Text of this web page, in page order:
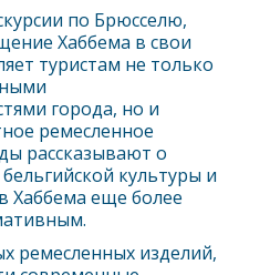
по Брюсселю,
Хаббема в свои
туристам не только
города, но и
ремесленное
рассказывают о
культуры и
Хаббема еще более
ремесленных изделий,